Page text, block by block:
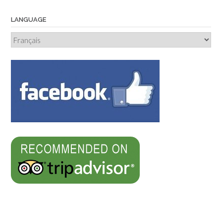
LANGUAGE
Language